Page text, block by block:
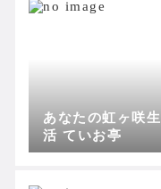
あなたの虹ヶ咲生
活 ていお亭